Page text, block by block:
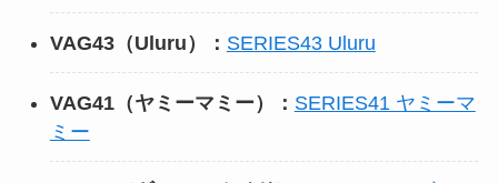
VAG43（Uluru）： SERIES43 Uluru
VAG41（ヤミーマミー）： SERIES41 ヤミーマ
ミー